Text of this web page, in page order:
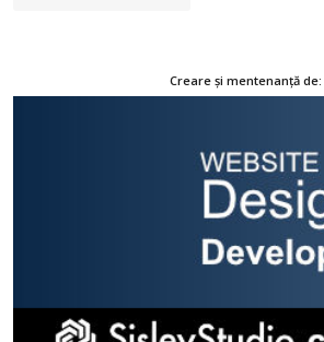
Creare și mentenanță de: